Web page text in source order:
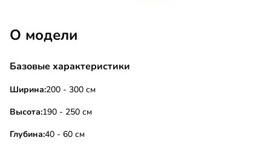
О модели
Базовые характеристики
Ширина:200 - 300 см
Высота:190 - 250 см
Глубина:40 - 60 см